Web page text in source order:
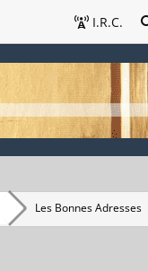
I.R.C.
Les Bonnes Adresses